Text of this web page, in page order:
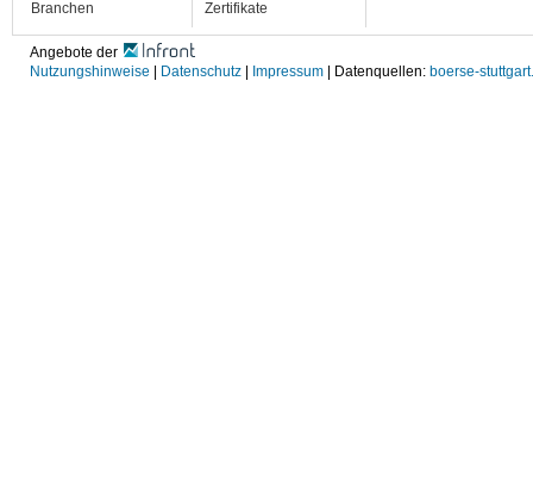
Branchen Zertifikate
Angebote der
Nutzungshinweise
Datenschutz Impressum | Datenquellen: boerse-